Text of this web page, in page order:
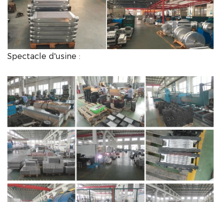
Spectacle d'usine :